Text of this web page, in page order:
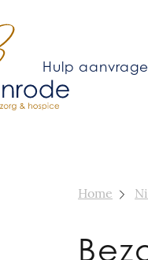
Hulp
Home